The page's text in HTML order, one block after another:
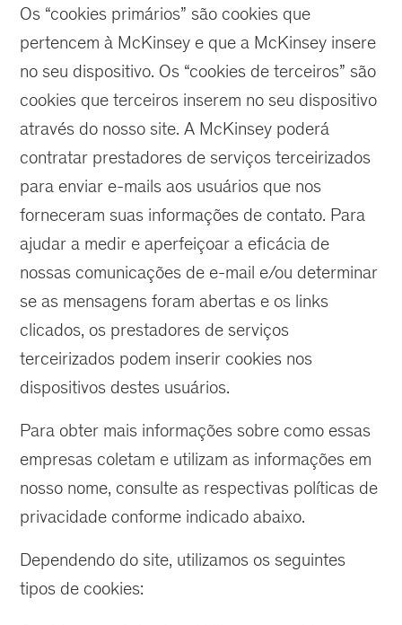
Os “cookies primários” são cookies que
pertencem à McKinsey e que a McKinsey insere
no seu dispositivo. Os “cookies de terceiros” são
cookies que terceiros inserem no seu dispositivo
através do nosso site. A McKinsey poderá
contratar prestadores de serviços terceirizados
para enviar e-mails aos usuários que nos
forneceram suas informações de contato. Para
ajudar a medir e aperfeiçoar a eficácia de
nossas comunicações de e-mail e/ou determinar
se as mensagens foram abertas e os links
clicados, os prestadores de serviços
terceirizados podem inserir cookies nos
dispositivos destes usuários.
Para obter mais informações sobre como essas
empresas coletam e utilizam as informações em
nosso nome, consulte as respectivas políticas de
privacidade conforme indicado abaixo.
Dependendo do site, utilizamos os seguintes
tipos de cookies: